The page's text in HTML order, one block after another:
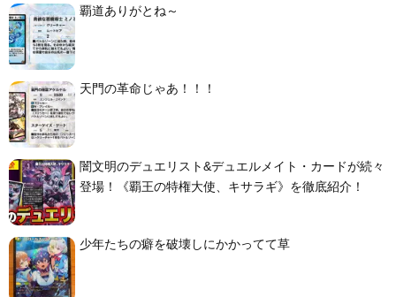
覇道ありがとね～
天門の革命じゃあ！！！
闇文明のデュエリスト&デュエルメイト・カードが続々
登場！《覇王の特権大使、キサラギ》を徹底紹介！
少年たちの癖を破壊しにかかってて草